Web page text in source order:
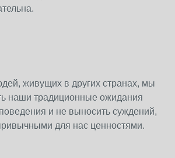
живущих в других странах, мы
наши традиционные ожидания
и не выносить суждений,
для нас ценностями.